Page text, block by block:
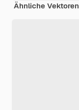
Ähnliche Vektoren